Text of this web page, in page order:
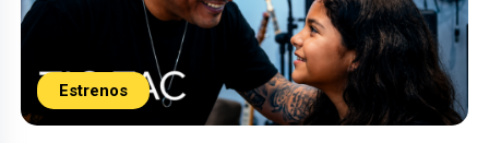
Estrenos